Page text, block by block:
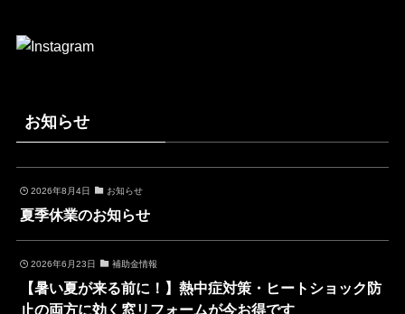
お知らせ
2026年8月4日 お知らせ
夏季休業のお知らせ
2026年6月23日 補助金情報
【暑い夏が来る前に！】熱中症対策・ヒートショック防
止の両方に効く窓リフォームが今お得です